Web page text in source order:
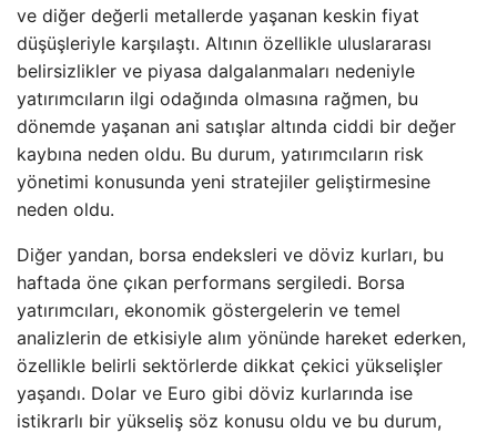
ve diğer değerli metallerde yaşanan keskin fiyat
düşüşleriyle karşılaştı. Altının özellikle uluslararası
belirsizlikler ve piyasa dalgalanmaları nedeniyle
yatırımcıların ilgi odağında olmasına rağmen, bu
dönemde yaşanan ani satışlar altında ciddi bir değer
kaybına neden oldu. Bu durum, yatırımcıların risk
yönetimi konusunda yeni stratejiler geliştirmesine
neden oldu.
Diğer yandan, borsa endeksleri ve döviz kurları, bu
haftada öne çıkan performans sergiledi. Borsa
yatırımcıları, ekonomik göstergelerin ve temel
analizlerin de etkisiyle alım yönünde hareket ederken,
özellikle belirli sektörlerde dikkat çekici yükselişler
yaşandı. Dolar ve Euro gibi döviz kurlarında ise
istikrarlı bir yükseliş söz konusu oldu ve bu durum,